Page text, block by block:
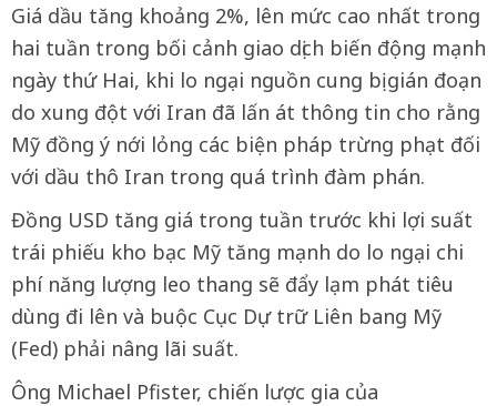
Giá dầu tăng khoảng 2%, lên mức cao nhất trong
hai tuần trong bối cảnh giao dịch biến động mạnh
ngày thứ Hai, khi lo ngại nguồn cung bị gián đoạn
do xung đột với Iran đã lấn át thông tin cho rằng
Mỹ đồng ý nới lỏng các biện pháp trừng phạt đối
với dầu thô Iran trong quá trình đàm phán.
Đồng USD tăng giá trong tuần trước khi lợi suất
trái phiếu kho bạc Mỹ tăng mạnh do lo ngại chi
phí năng lượng leo thang sẽ đẩy lạm phát tiêu
dùng đi lên và buộc Cục Dự trữ Liên bang Mỹ
(Fed) phải nâng lãi suất.
Ông Michael Pfister, chiến lược gia của